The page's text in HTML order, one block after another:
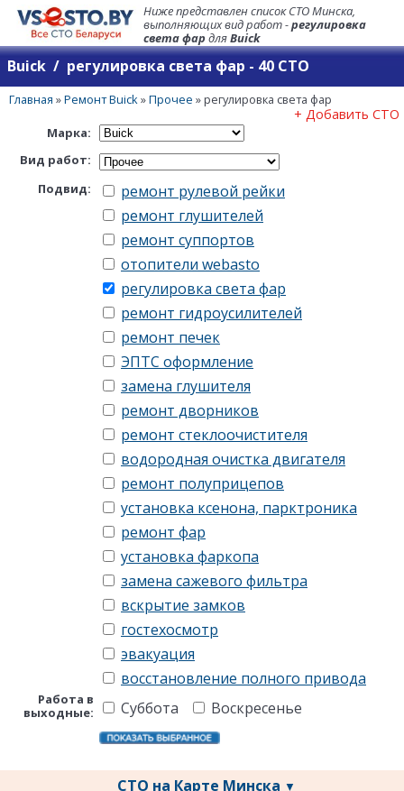
Ниже представлен список СТО Минска,
выполняющих вид работ -регулировка
света фардляBuick
Buick / регулировка света фар - 40 СТО
Главная »Ремонт Buick»Прочее »регулировка света фар
+ Добавить СТО
Марка:
Вид работ:
Подвид:
ремонт рулевой рейки
ремонт глушителей
ремонт суппортов
отопители webasto
регулировка света фар
ремонт гидроусилителей
ремонт печек
ЭПТС оформление
замена глушителя
ремонт дворников
ремонт стеклоочистителя
водородная очистка двигателя
ремонт полуприцепов
установка ксенона, парктроника
ремонт фар
установка фаркопа
замена сажевого фильтра
вскрытие замков
гостехосмотр
эвакуация
восстановление полного привода
Работа в
выходные:
Суббота Воскресенье
СТО на Карте Минска ▼